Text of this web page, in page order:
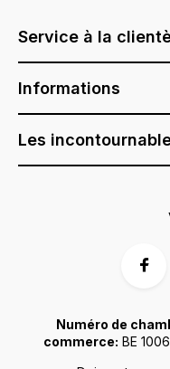
Service à la
Informations
Les
Numéro de
commerce: BE